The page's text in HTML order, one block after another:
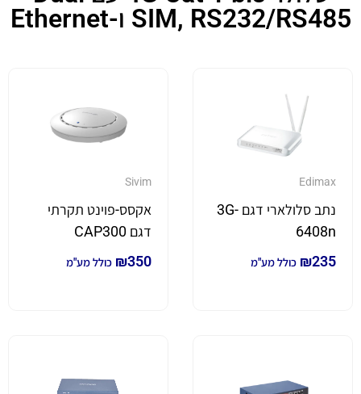
SIM, RS232/RS485 ו-Ethernet
Edimax
נתב סלולארי דגם 3G-
6408n
₪235 כולל מע"מ
Sivim
אקסס-פוינט תקרתי
דגם CAP300
₪350 כולל מע"מ